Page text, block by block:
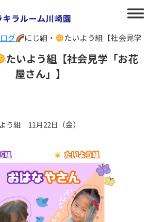
グ にじ組・ たいよう組【社会見学
たいよう組【社会見学「お花
屋さん」】
う組 11月22日（金）